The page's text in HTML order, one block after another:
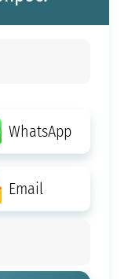
WhatsApp
Email